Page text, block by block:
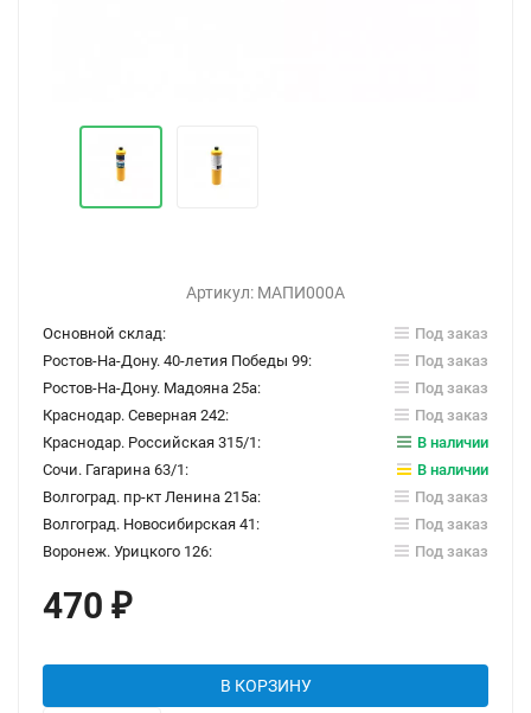
Артикул: МАПИ000А
Основной склад:
Под заказ
Ростов-На-Дону. 40-летия Победы 99:
Под заказ
Ростов-На-Дону. Мадояна 25а:
Под заказ
Краснодар. Северная 242:
Под заказ
Краснодар. Российская 315/1:
В наличии
Сочи. Гагарина 63/1:
В наличии
Волгоград. пр-кт Ленина 215а:
Под заказ
Волгоград. Новосибирская 41:
Под заказ
Воронеж. Урицкого 126:
Под заказ
470 ₽
В КОРЗИНУ